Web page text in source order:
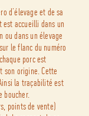
d’élevage et de sa
est accueilli dans un
ou dans un élevage
le flanc du numéro
porc est
son origine. Cette
la traçabilité est
boucher.
points de vente)